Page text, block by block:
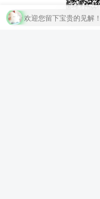
扫码加QQ群
欢迎您留下宝贵的见解！